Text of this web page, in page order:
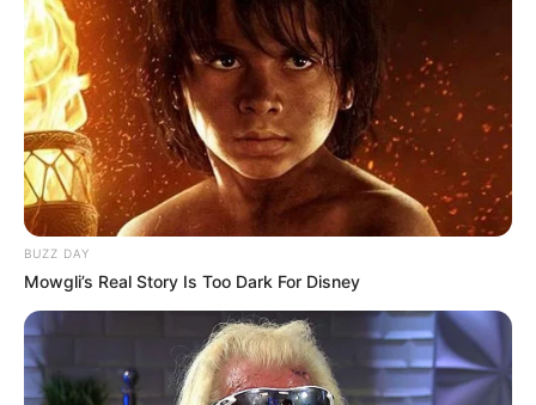
BUZZ DAY
Mowgli’s Real Story Is Too Dark For Disney